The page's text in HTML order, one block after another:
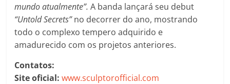
mundo atualmente”.A banda lançará seu debut
“Untold Secrets”no decorrer do ano, mostrando
todo o complexo tempero adquirido e
amadurecido com os projetos anteriores.
Contatos:
Site oficial:www.sculptorofficial.com